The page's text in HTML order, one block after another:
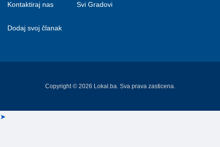
Kontaktiraj nas
Dodaj svoj članak
Svi Gradovi
Copyright © 2026 Lokal.ba. Sva prava zasticena.
➤